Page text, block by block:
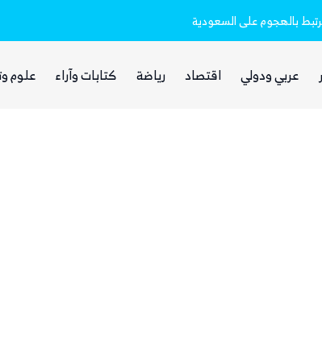
بالهجوم على السعودية
عربي ودولي اقتصاد رياضة كتابات وآراء علوم